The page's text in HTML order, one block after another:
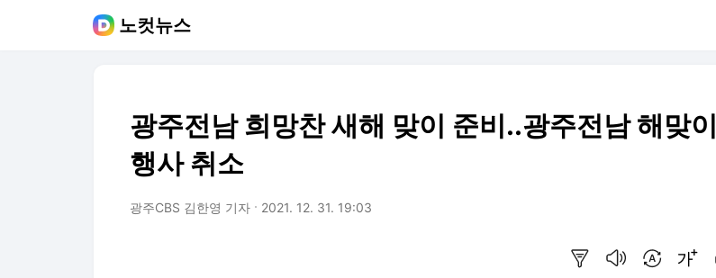
노컷뉴스
광주전남 희망찬 새해 맞이 준비..광주전남 해맞이
행사 취소
광주CBS 김한영 기자 2021. 12. 31. 19:03